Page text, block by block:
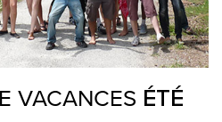
VACANCES ÉTÉ